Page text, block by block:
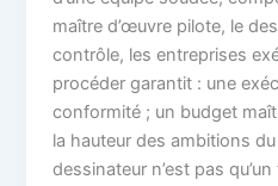
maître d’œuvre pilote, le
contrôle, les entreprises
procéder garantit : une
conformité ; un budget
la hauteur des ambitions
dessinateur n’est pas